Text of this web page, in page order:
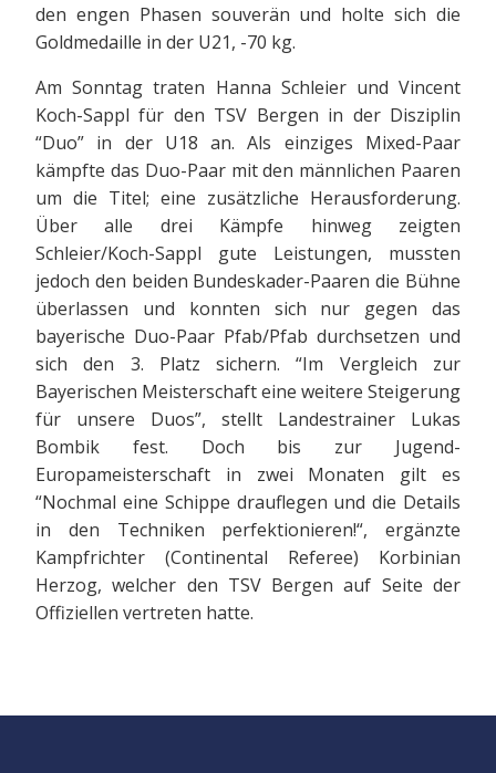
den engen Phasen souverän und holte sich die
Goldmedaille in der U21, -70 kg.
Am Sonntag traten Hanna Schleier und Vincent
Koch-Sappl für den TSV Bergen in der Disziplin
“Duo” in der U18 an. Als einziges Mixed-Paar
kämpfte das Duo-Paar mit den männlichen Paaren
um die Titel; eine zusätzliche Herausforderung.
Über alle drei Kämpfe hinweg zeigten
Schleier/Koch-Sappl gute Leistungen, mussten
jedoch den beiden Bundeskader-Paaren die Bühne
überlassen und konnten sich nur gegen das
bayerische Duo-Paar Pfab/Pfab durchsetzen und
sich den 3. Platz sichern. “Im Vergleich zur
Bayerischen Meisterschaft eine weitere Steigerung
für unsere Duos”, stellt Landestrainer Lukas
Bombik fest. Doch bis zur Jugend-
Europameisterschaft in zwei Monaten gilt es
“Nochmal eine Schippe drauflegen und die Details
in den Techniken perfektionieren!“, ergänzte
Kampfrichter (Continental Referee) Korbinian
Herzog, welcher den TSV Bergen auf Seite der
Offiziellen vertreten hatte.